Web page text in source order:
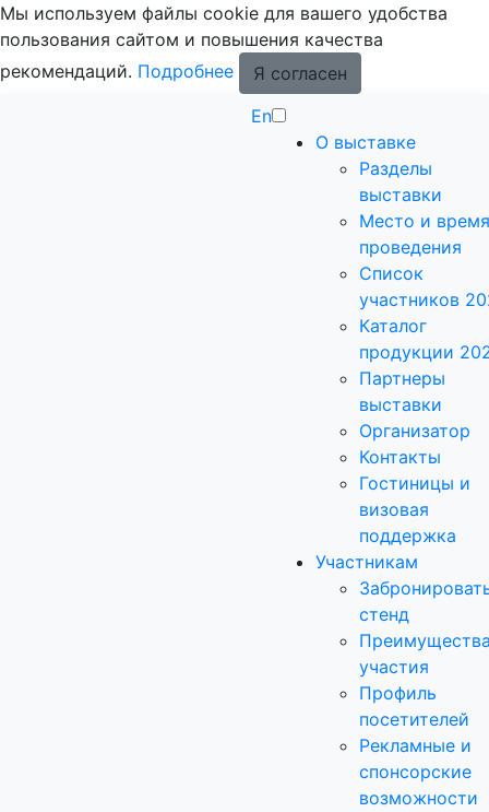
Мы используем файлы cookie для вашего удобства
пользования сайтом и повышения качества
рекомендаций. Подробнее
Я согласен
En
О выставке
Разделы
выставки
Место и время
проведения
Список
участников
Каталог
продукции
Партнеры
выставки
Организатор
Контакты
Гостиницы и
визовая
поддержка
Участникам
стенд
участия
Профиль
посетителей
Рекламные и
спонсорские
возможности